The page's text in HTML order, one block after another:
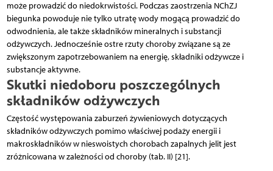
może prowadzić do niedokrwistości. Podczas zaostrzenia NChZJ
biegunka powoduje nie tylko utratę wody mogącą prowadzić do
odwodnienia, ale także składników mineralnych i substancji
odżywczych. Jednocześnie ostre rzuty choroby związane są ze
zwiększonym zapotrzebowaniem na energię, składniki odżywcze i
substancje aktywne.
Skutki niedoboru poszczególnych
składników odżywczych
Częstość występowania zaburzeń żywieniowych dotyczących
składników odżywczych pomimo właściwej podaży energii i
makroskładników w nieswoistych chorobach zapalnych jelit jest
zróżnicowana w zależności od choroby (tab. II) [21].